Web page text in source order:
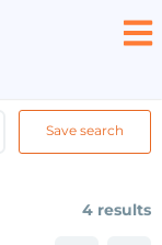
Save search
4 results